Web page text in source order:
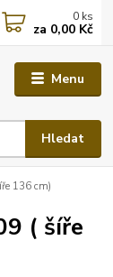
Menu
Hledat
0 ks
za 0,00 Kč
136 cm)
( šíře